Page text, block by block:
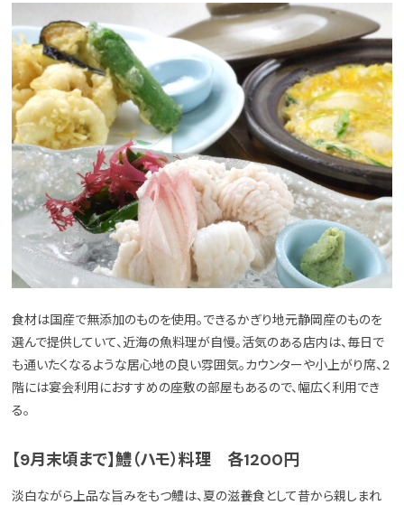
食材は国産で無添加のものを使用。できるかぎり地元静岡産のものを
選んで提供していて、近海の魚料理が自慢。活気のある店内は、毎日で
も通いたくなるような居心地の良い雰囲気。カウンターや小上がり席、2
階には宴会利用におすすめの座敷の部屋もあるので、幅広く利用でき
る。
【9月末頃まで】鱧（ハモ）料理 各1200円
淡白ながら上品な旨みをもつ鱧は、夏の滋養食として昔から親しまれ